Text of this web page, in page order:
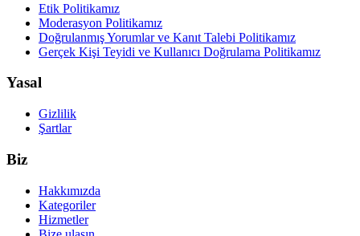
Etik Politikamız
Moderasyon Politikamız
Doğrulanmış Yorumlar ve Kanıt Talebi Politikamız
Gerçek Kişi Teyidi ve Kullanıcı Doğrulama Politikamız
Yasal
Gizlilik
Şartlar
Biz
Hakkımızda
Kategoriler
Hizmetler